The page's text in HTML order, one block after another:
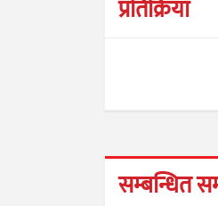
प्रतिक्रिया
सम्बन्धित